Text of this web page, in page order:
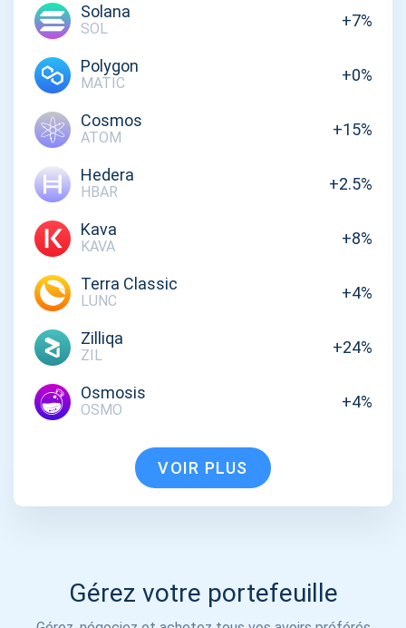
Solana
SOL +7%
Polygon
MATIC +0%
Cosmos
ATOM +15%
Hedera
HBAR +2.5%
Kava
KAVA +8%
Terra Classic
LUNC +4%
Zilliqa
ZIL +24%
Osmosis
OSMO +4%
VOIR PLUS
Gérez votre portefeuille